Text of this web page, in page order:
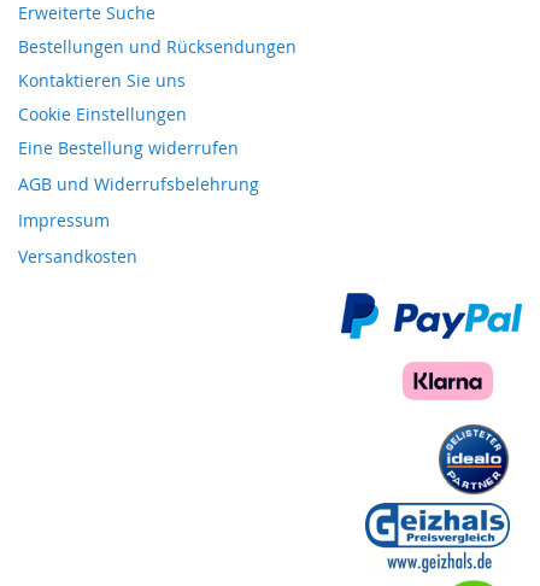
Erweiterte Suche
Bestellungen und Rücksendungen
Kontaktieren Sie uns
Cookie Einstellungen
Eine Bestellung widerrufen
AGB und Widerrufsbelehrung
Impressum
Versandkosten